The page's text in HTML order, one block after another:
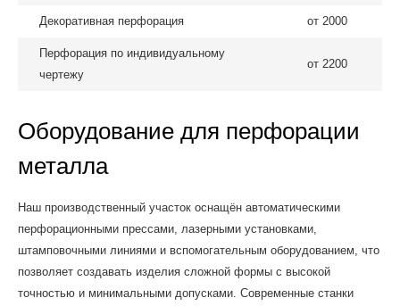
Декоративная перфорация от 2000
Перфорация по индивидуальному
чертежу
от 2200
Оборудование для перфорации
металла
Наш производственный участок оснащён автоматическими
перфорационными прессами, лазерными установками,
штамповочными линиями и вспомогательным оборудованием, что
позволяет создавать изделия сложной формы с высокой
точностью и минимальными допусками. Современные станки